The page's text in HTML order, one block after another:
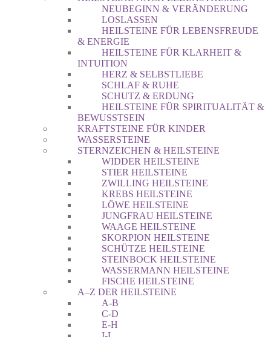
NEUBEGINN & VERÄNDERUNG
LOSLASSEN
HEILSTEINE FÜR LEBENSFREUDE
& ENERGIE
HEILSTEINE FÜR KLARHEIT &
INTUITION
HERZ & SELBSTLIEBE
SCHLAF & RUHE
SCHUTZ & ERDUNG
HEILSTEINE FÜR SPIRITUALITÄT &
BEWUSSTSEIN
KRAFTSTEINE FÜR KINDER
WASSERSTEINE
STERNZEICHEN & HEILSTEINE
WIDDER HEILSTEINE
STIER HEILSTEINE
ZWILLING HEILSTEINE
KREBS HEILSTEINE
LÖWE HEILSTEINE
JUNGFRAU HEILSTEINE
WAAGE HEILSTEINE
SKORPION HEILSTEINE
SCHÜTZE HEILSTEINE
STEINBOCK HEILSTEINE
WASSERMANN HEILSTEINE
FISCHE HEILSTEINE
A–Z DER HEILSTEINE
A-B
C-D
E-H